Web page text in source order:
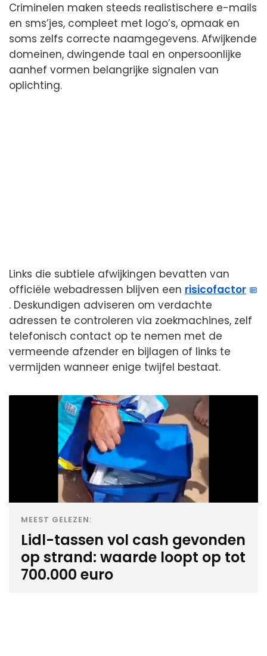
Criminelen maken steeds realistischere e-mails
en sms’jes, compleet met logo’s, opmaak en
soms zelfs correcte naamgegevens. Afwijkende
domeinen, dwingende taal en onpersoonlijke
aanhef vormen belangrijke signalen van
oplichting.
Links die subtiele afwijkingen bevatten van
officiële webadressen blijven een risicofactor
. Deskundigen adviseren om verdachte
adressen te controleren via zoekmachines, zelf
telefonisch contact op te nemen met de
vermeende afzender en bijlagen of links te
vermijden wanneer enige twijfel bestaat.
MEEST GELEZEN:
Lidl-tassen vol cash gevonden
op strand: waarde loopt op tot
700.000 euro